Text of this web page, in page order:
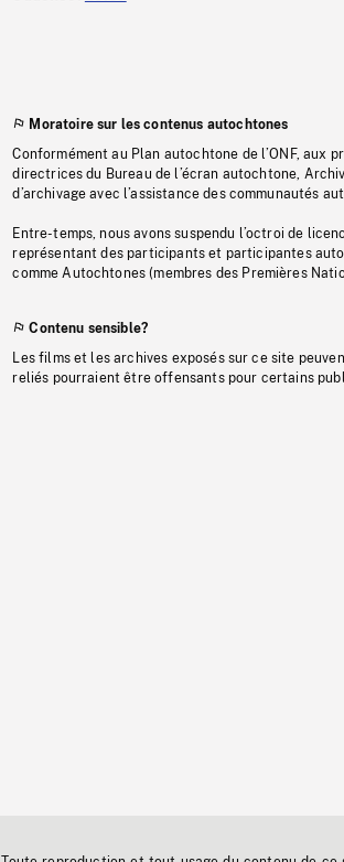
Moratoire sur les contenus autochtones
Conformément au Plan autochtone de l’ONF, aux
directrices du Bureau de l’écran autochtone,
d’archivage avec l’assistance des communautés
Entre-temps, nous avons suspendu l’octroi de
représentant des participants et participantes
comme Autochtones (membres des Premières
Contenu sensible?
Les films et les archives exposés sur ce site
reliés pourraient être offensants pour certains